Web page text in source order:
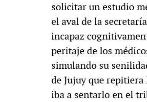
solicitar un estudio
el aval de la
incapaz
peritaje de los
simulando su
de Jujuy que
iba a sentarlo en el